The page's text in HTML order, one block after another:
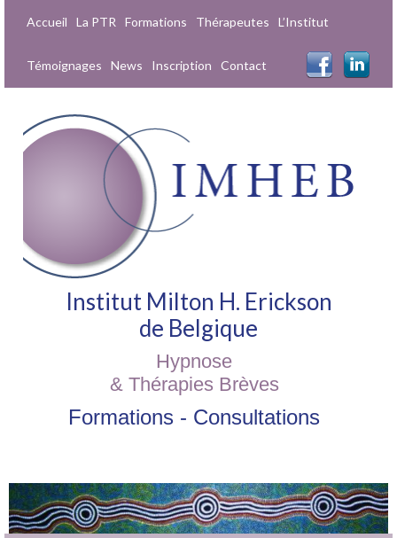
Accueil La PTR Formations Thérapeutes L’Institut
Témoignages News Inscription Contact
Institut Milton H. Erickson
de Belgique
Hypnose
& Thérapies Brèves
Formations - Consultations